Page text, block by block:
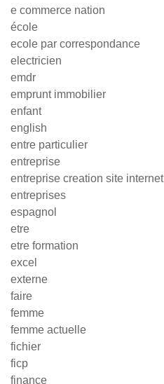
e commerce nation
école
ecole par correspondance
electricien
emdr
emprunt immobilier
enfant
english
entre particulier
entreprise
entreprise creation site internet
entreprises
espagnol
etre
etre formation
excel
externe
faire
femme
femme actuelle
fichier
ficp
finance